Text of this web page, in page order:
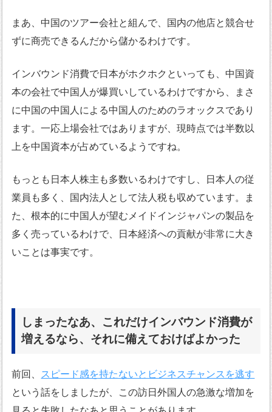
まあ、中国のツアー会社と組んで、国内の他店と競合せ
ずに商売できるんだから儲かるわけです。
インバウンド消費で日本がホクホクといっても、中国資
本の会社で中国人が爆買いしているわけですから、まさ
に中国の中国人による中国人のためのラオックスであり
ます。一応上場会社ではありますが、現時点では半数以
上を中国資本が占めているようですね。
もっとも日本人株主も多数いるわけですし、日本人の従
業員も多く、国内法人として法人税も収めています。ま
た、根本的に中国人が望むメイドインジャパンの製品を
多く売っているわけで、日本経済への貢献が非常に大き
いことは事実です。
しまったなあ、これだけインバウンド消費が
増えるなら、それに備えておけばよかった
前回、 スピード感を持たないとビジネスチャンスを逃す
という話をしましたが、この訪日外国人の急激な増加を